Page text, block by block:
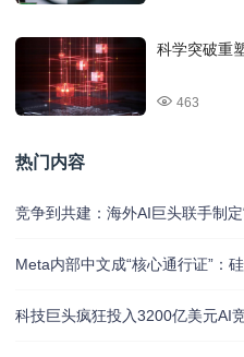
科学突破重
463
热门内容
竞争到共建：海外AI巨头联手制定
Meta内部中文成“核心通行证”：
科技巨头疯狂投入3200亿美元AI